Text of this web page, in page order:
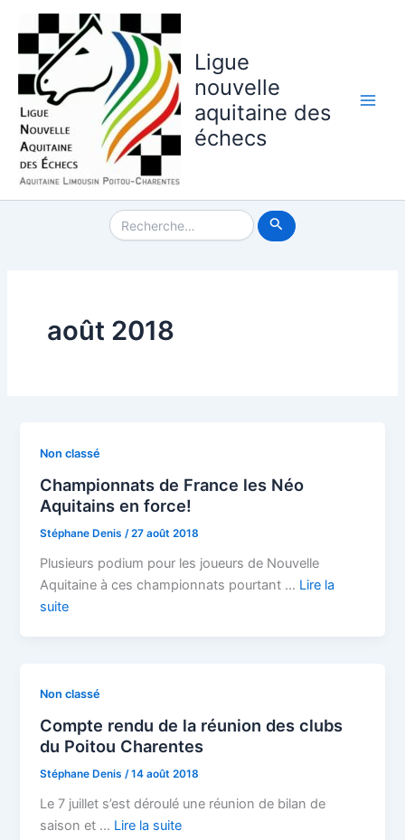
contenu
Ligue
nouvelle
aquitaine des
échecs
Rechercher :
août 2018
Non classé
Championnats de France les Néo
Aquitains en force!
Stéphane Denis /27 août 2018
Plusieurs podium pour les joueurs de Nouvelle
Aquitaine à ces championnats pourtant … Lire la
suite
Non classé
Compte rendu de la réunion des clubs
du Poitou Charentes
Stéphane Denis/14 août 2018
Le 7 juillet s’est déroulé une réunion de bilan de
saison et … Lire la suite